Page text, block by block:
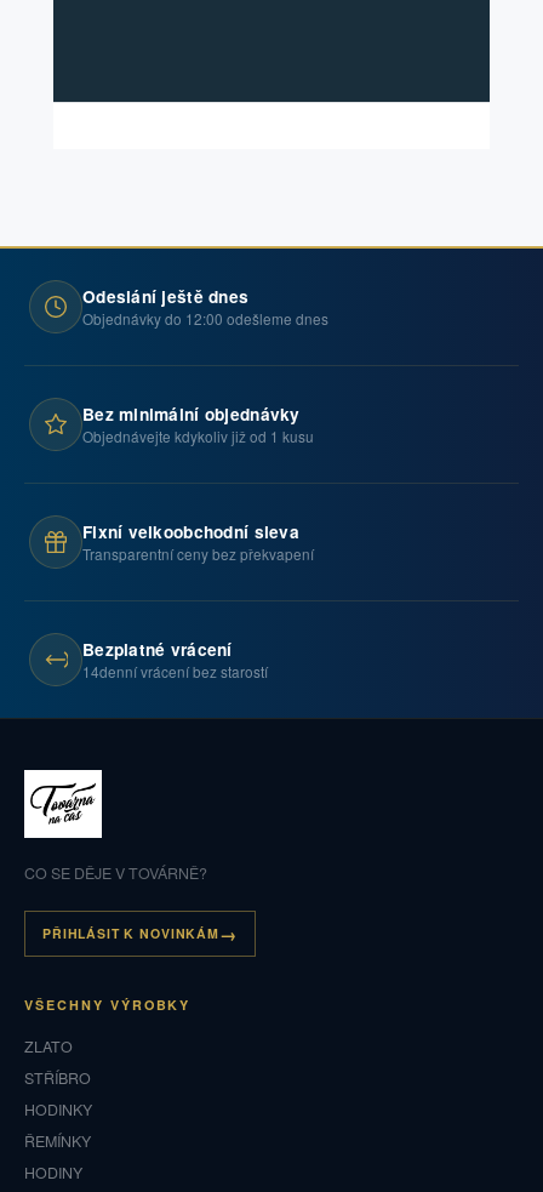
Odeslání ještě dnes
Objednávky do 12:00 odešleme dnes
Bez minimální objednávky
Objednávejte kdykoliv již od 1 kusu
Fixní velkoobchodní sleva
Transparentní ceny bez překvapení
Bezplatné vrácení
14denní vrácení bez starostí
CO SE DĚJE V TOVÁRNĚ?
PŘIHLÁSIT K NOVINKÁM
VŠECHNY VÝROBKY
ZLATO
STŘÍBRO
HODINKY
ŘEMÍNKY
HODINY